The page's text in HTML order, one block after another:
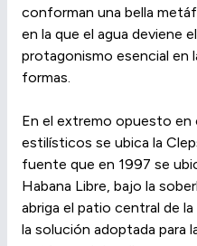
conforman una bella
en la que el agua deviene
protagonismo esencial en
formas.
En el extremo opuesto
estilísticos se ubica la
fuente que en 1997 se
Habana Libre, bajo la
abriga el patio central de
la solución adoptada para